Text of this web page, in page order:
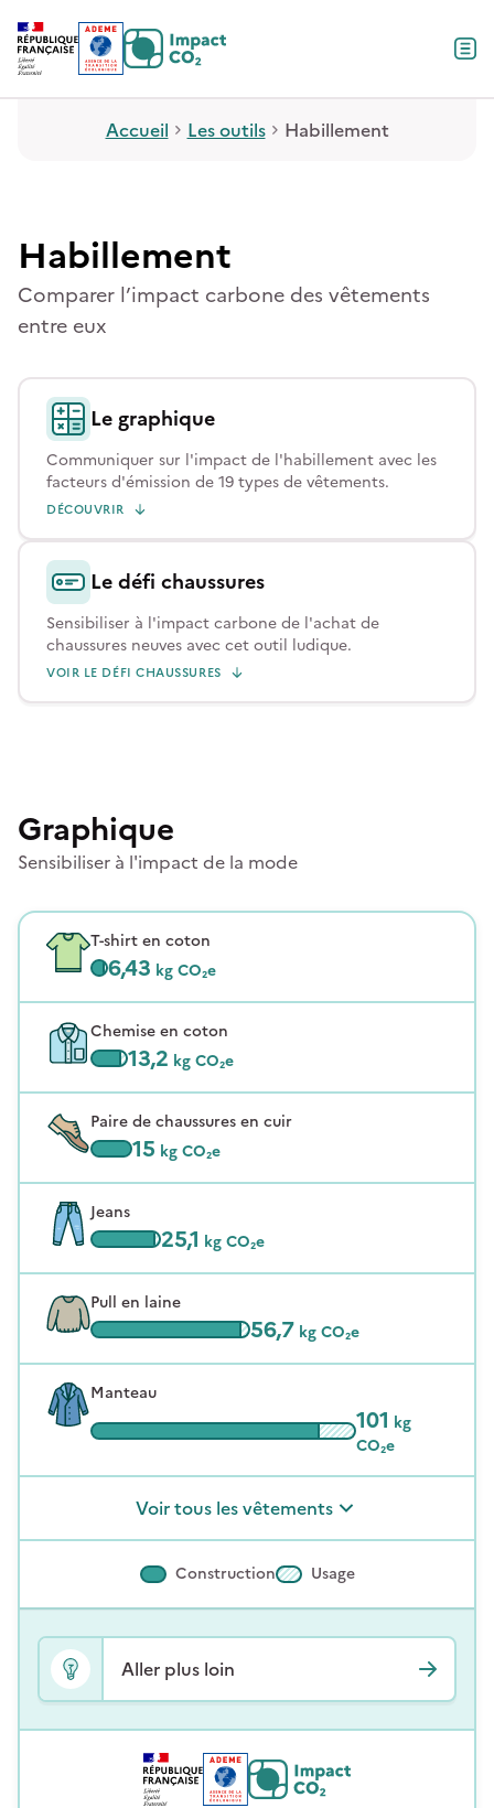
Contenu
Menu
Pied de page
Accueil Les outils Habillement
Habillement
Comparer l’impact carbone des vêtements
entre eux
Le graphique
Communiquer sur l'impact de l'habillement avec les
facteurs d'émission de 19 types de vêtements.
DÉCOUVRIR
Le défi chaussures
Sensibiliser à l'impact carbone de l'achat de
chaussures neuves avec cet outil ludique.
VOIR LE DÉFI CHAUSSURES
Graphique
Sensibiliser à l'impact de la mode
T-shirt en coton
6,43 kg CO₂e
Chemise en coton
13,2 kg CO₂e
Paire de chaussures en cuir
15 kg CO₂e
Jeans
25,1 kg CO₂e
Pull en laine
56,7 kg CO₂e
Manteau
101 kg
CO₂e
Voir tous les vêtements
Construction Usage
Aller plus loin